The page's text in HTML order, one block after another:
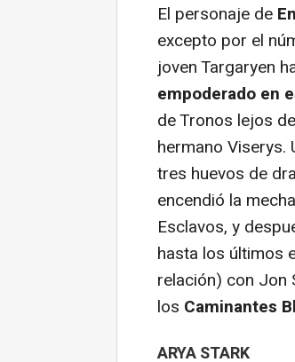
El personaje de
excepto por el
joven Targaryen
empoderado en
de Tronos lejos
hermano Viserys.
tres huevos de
encendió la
Esclavos, y
hasta los últimos
relación) con Jon
los Caminantes
ARYA STARK